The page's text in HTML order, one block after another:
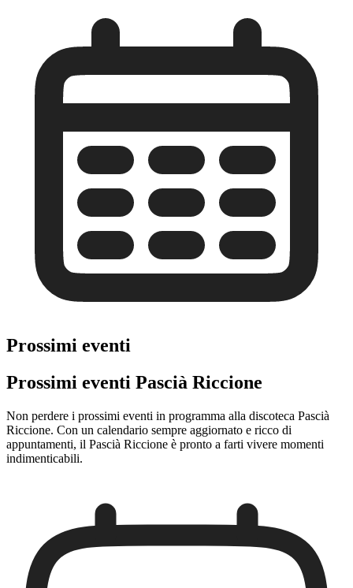
Prossimi eventi
Prossimi eventi Pascià Riccione
Non perdere i prossimi eventi in programma alla discoteca Pascià
Riccione. Con un calendario sempre aggiornato e ricco di
appuntamenti, il Pascià Riccione è pronto a farti vivere momenti
indimenticabili.